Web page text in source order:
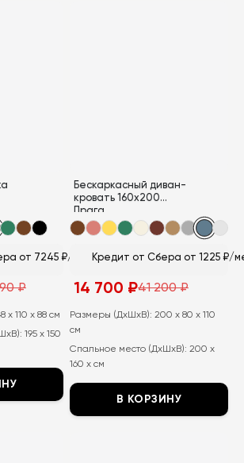
товара.
от 7245 ₽/мес
₽
x 110 x 88 см
195 x 150
Бескаркасный диван-
кровать 160х200
Прага
Кредит от Сбера от 1225 ₽/
41 200₽
Первоначальная
составляла
200
₽.
14 700 ₽
Текущая
14
₽.
Размеры (ДхШхВ): 200 x 80 x 110
см
Спальное место (ДхШхВ): 200 x
160 x см
В КОРЗИНУ